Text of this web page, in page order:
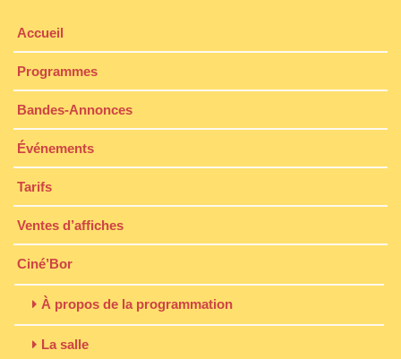
Accueil
Programmes
Bandes-Annonces
Événements
Tarifs
Ventes d’affiches
Ciné’Bor
À propos de la programmation
La salle